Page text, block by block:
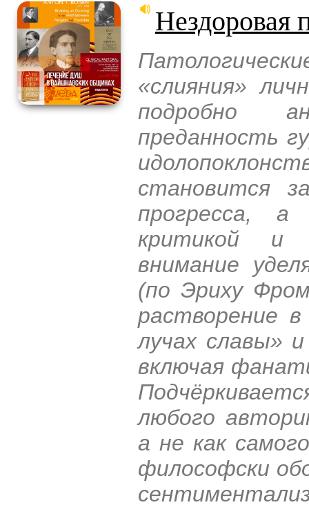
Нездоровая
«слияния»
подробно
преданность
становится
прогресса,
критикой и
внимание
(по Эриху
растворение
лучах славы»
включая
любого
а не как
философски